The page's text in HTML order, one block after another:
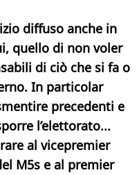
diffuso anche in
quello di non voler
di ciò che si fa o
In particolar
precedenti e
l’elettorato...
al vicepremier
M5s e al premier